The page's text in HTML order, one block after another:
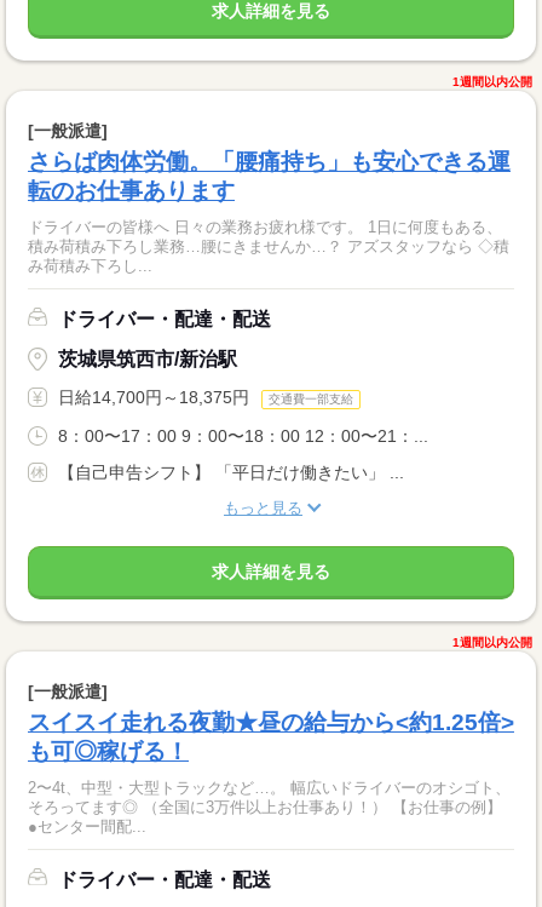
求人詳細を見る
1週間以内公開
[一般派遣]
さらば肉体労働。「腰痛持ち」も安心できる運
転のお仕事あります
ドライバーの皆様へ 日々の業務お疲れ様です。 1日に何度もある、
積み荷積み下ろし業務…腰にきませんか…？ アズスタッフなら ◇積
み荷積み下ろし...
ドライバー・配達・配送
茨城県筑西市/新治駅
日給14,700円～18,375円 交通費一部支給
8：00〜17：00 9：00〜18：00 12：00〜21：...
【自己申告シフト】 「平日だけ働きたい」 ...
もっと見る
求人詳細を見る
1週間以内公開
[一般派遣]
スイスイ走れる夜勤★昼の給与から<約1.25倍>
も可◎稼げる！
2〜4t、中型・大型トラックなど…。 幅広いドライバーのオシゴト、
そろってます◎ （全国に3万件以上お仕事あり！） 【お仕事の例】
●センター間配...
ドライバー・配達・配送